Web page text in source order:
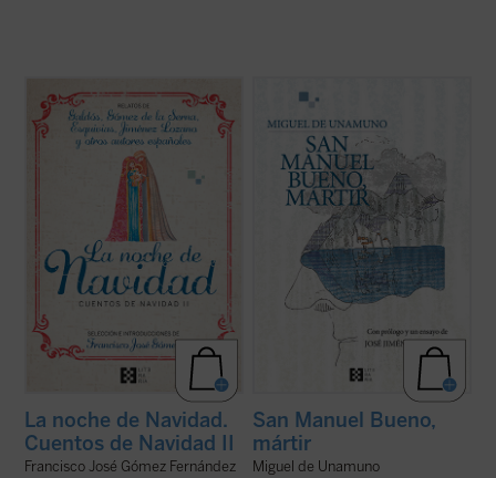
Este nuevo volumen de cuentos navideños
vuelve a reunir una destacada selección de
textos de algunos de los mejores
exponentes de nuestra literatura. En ellos
el lector encuentra la alegría y la vivencia
profunda de la tradición navideña ...
La noche de Navidad.
Cuentos de Navidad II
Francisco José Gómez Fernández
«Las preguntas sobre el vivir y el morir, el
triunfo de la muerte no pueden enjaularse
sencillamente. Y éstas son preguntas que
el racionalista don Manuel Bueno se hacía,
y no tenía más remedio que ...
San Manuel Bueno,
mártir
Miguel de Unamuno